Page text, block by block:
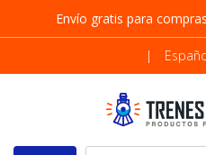
Envío gratis para
|